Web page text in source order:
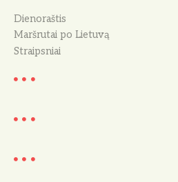
Dienoraštis
Maršrutai po Lietuvą
Straipsniai